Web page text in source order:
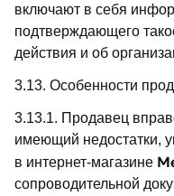
включают в себя
подтверждающего
действия и об
3.13. Особенности
3.13.1. Продавец
имеющий недостатки,
в интернет-магазине
сопроводительной